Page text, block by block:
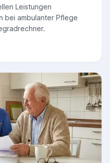
Leistungen
bei ambulanter Pflege